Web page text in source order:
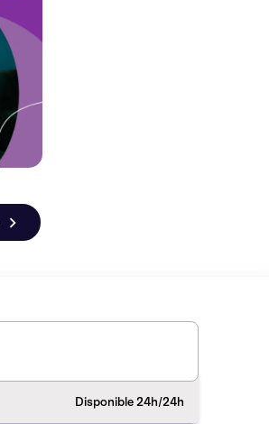
Disponible 24h/24h